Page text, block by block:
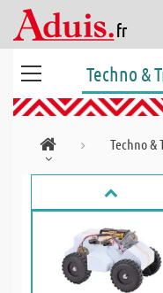
Techno &
Techno &